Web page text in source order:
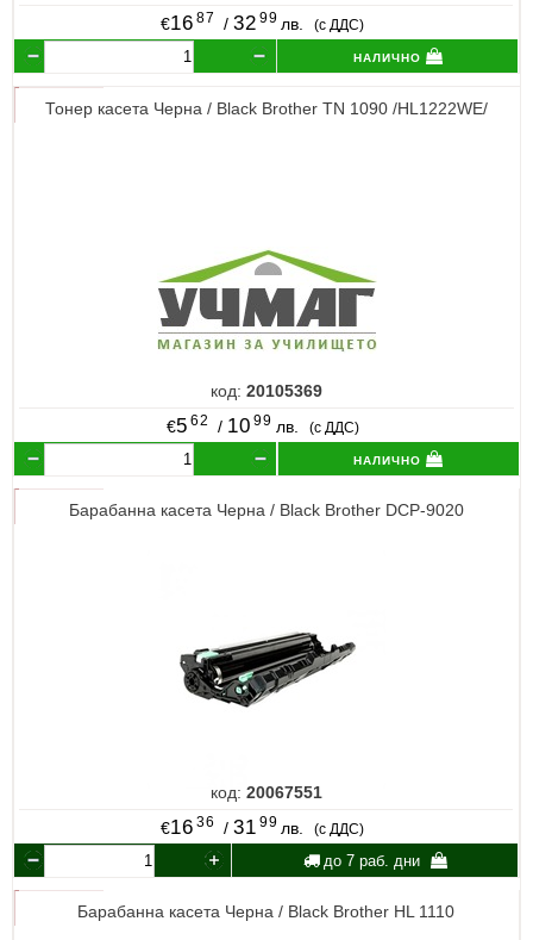
€16 87 / 32 99 лв. (с ДДС)
налично
Тонер касета Черна / Black Brother TN 1090 /HL1222WE/
код: 20105369
€5 62 / 10 99 лв. (с ДДС)
налично
Барабанна касета Черна / Black Brother DCP-9020
код: 20067551
€16 36 / 31 99 лв. (с ДДС)
до 7 раб. дни
Барабанна касета Черна / Black Brother HL 1110